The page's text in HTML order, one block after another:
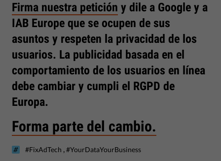
Firma nuestra petición y dile a Google y a
IAB Europe que se ocupen de sus
asuntos y respeten la privacidad de los
usuarios. La publicidad basada en el
comportamiento de los usuarios en línea
debe cambiar y cumpli el RGPD de
Europa.
Forma parte del cambio.
#FixAdTech ,#YourDataYourBusiness